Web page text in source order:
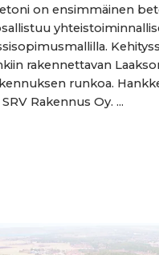
on ensimmäinen
rakennettavan
runkoa.
Rakennus Oy. ...